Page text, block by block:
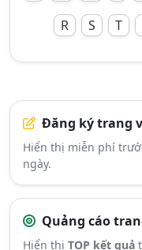
R
S T
Đăng ký trang
Hiển thị miễn phí
ngày.
Quảng cáo
Hiển thị TOP kết quả